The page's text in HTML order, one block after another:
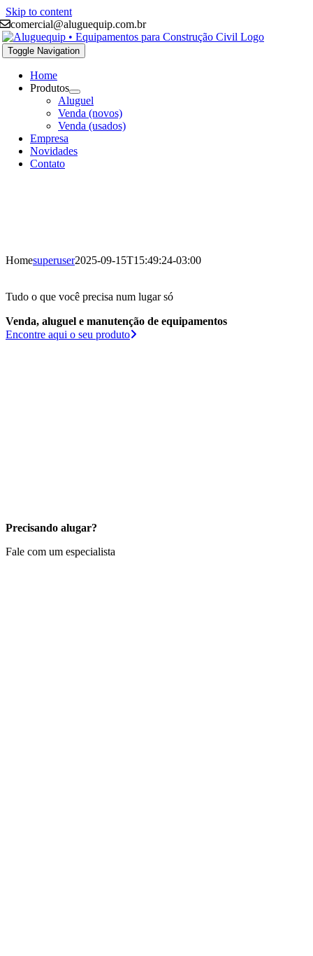
Skip to content
comercial@aluguequip.com.br
Toggle Navigation
Home
Produtos
Aluguel
Venda (novos)
Venda (usados)
Empresa
Novidades
Contato
Homesuperuser2025-09-15T15:49:24-03:00
Tudo o que você precisa num lugar só
Venda, aluguel e manutenção de equipamentos
Encontre aqui o seu produto
Precisando alugar?
Fale com um especialista